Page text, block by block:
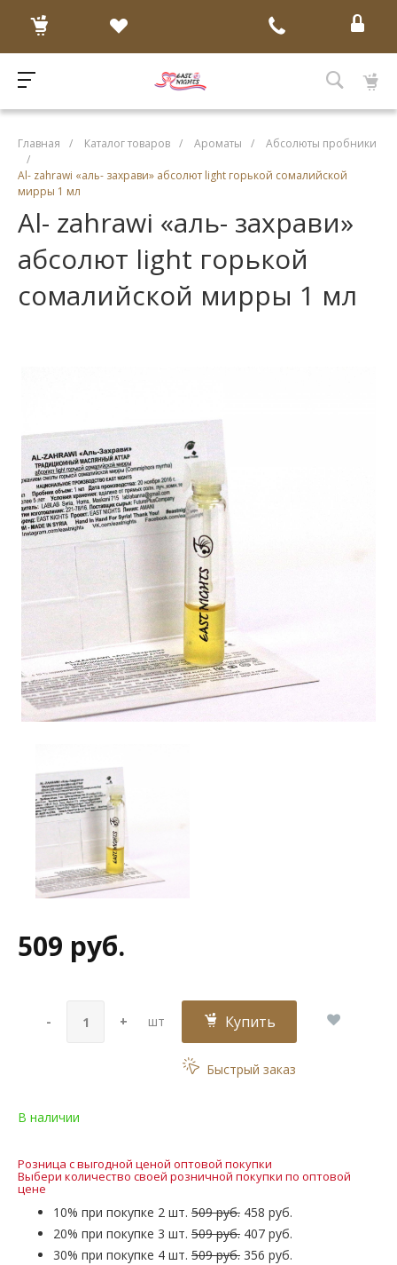
Главная / Каталог товаров / Ароматы /
Абсолюты пробники
/
Al- zahrawi «аль- захрави» абсолют light горькой сомалийской
мирры 1 мл
Al- zahrawi «аль- захрави»
абсолют light горькой
сомалийской мирры 1 мл
509 руб.
- + шт Купить
Быстрый заказ
В наличии
Розница с выгодной ценой оптовой покупки
Выбери количество своей розничной покупки по оптовой
цене
10% при покупке 2 шт. 509 руб. 458 руб.
20% при покупке 3 шт. 509 руб. 407 руб.
30% при покупке 4 шт. 509 руб. 356 руб.